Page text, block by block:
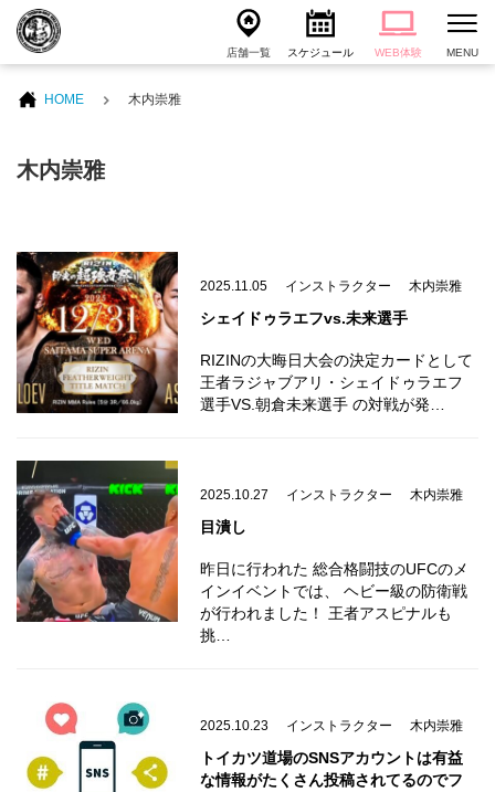
店舗一覧 スケジュール WEB体験 MENU
HOME 木内崇雅
木内崇雅
2025.11.05 インストラクター 木内崇雅
シェイドゥラエフvs.未来選手
RIZINの大晦日大会の決定カードとして
王者ラジャブアリ・シェイドゥラエフ
選手VS.朝倉未来選手 の対戦が発…
2025.10.27 インストラクター 木内崇雅
目潰し
昨日に行われた 総合格闘技のUFCのメ
インイベントでは、 ヘビー級の防衛戦
が行われました！ 王者アスピナルも
挑…
2025.10.23 インストラクター 木内崇雅
トイカツ道場のSNSアカウントは有益
な情報がたくさん投稿されてるのでフ